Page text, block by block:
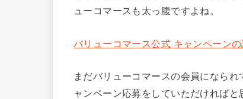
ューコマースも太っ腹ですよね。
バリューコマース公式 キャンペーン
まだバリューコマースの会員になら
ャンペーン応募をしていただければと